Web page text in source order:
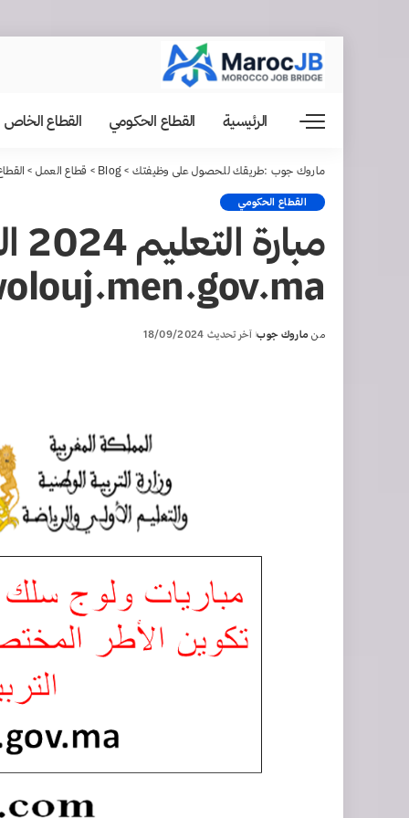
الرئيسية القطاع الحكومي القطاع الخاص
ماروك جوب :طريقك للحصول على وظيفتك >
Blog
> قطاع العمل >
القطاع الحكومي
Posted
من ماروك جوب آخر تحديث 18/09/2024